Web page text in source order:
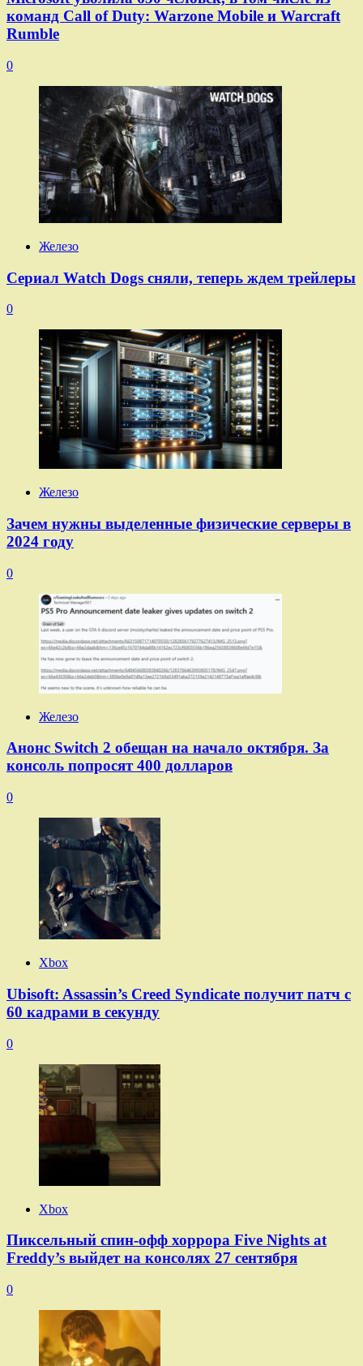
команд Call of Duty: Warzone Mobile и Warcraft
Rumble
0
Железо
Сериал Watch Dogs сняли, теперь ждем трейлеры
0
Железо
Зачем нужны выделенные физические серверы в
2024 году
0
Железо
Анонс Switch 2 обещан на начало октября. За
консоль попросят 400 долларов
0
Xbox
Ubisoft: Assassin’s Creed Syndicate получит патч с
60 кадрами в секунду
0
Xbox
Пиксельный спин-офф хоррора Five Nights at
Freddy’s выйдет на консолях 27 сентября
0